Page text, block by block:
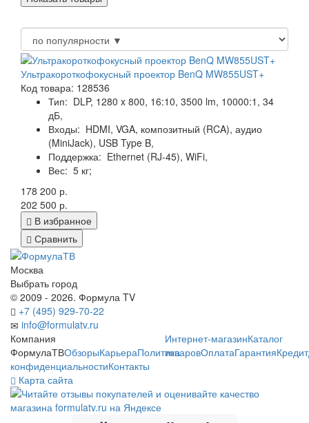
Ультракороткофокусный проектор BenQ MW855UST+
Код товара: 128536
Тип: DLP, 1280 x 800, 16:10, 3500 lm, 10000:1, 34
дБ,
Входы: HDMI, VGA, композитный (RCA), аудио
(MiniJack), USB Type B,
Поддержка: Ethernet (RJ-45), WiFi,
Вес: 5 кг;
178 200 р.
202 500 р.
В избранное
Сравнить
Москва
Выбрать город
© 2009 - 2026. Формула TV
+7 (495) 929-70-22
info@formulatv.ru
Компания
ФормулаТВОбзорыКарьераПолитика
конфиденциальностиКонтакты
Интернет-магазинКаталог
товаровОплатаГарантияКредит
Карта сайта